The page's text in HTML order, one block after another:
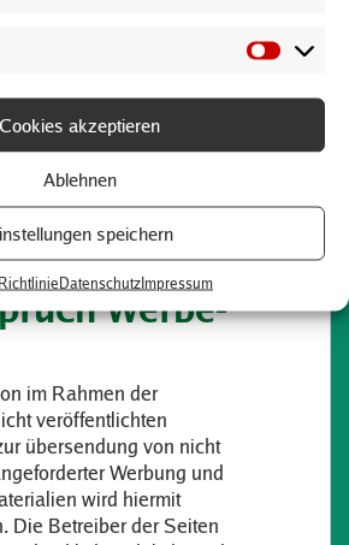
Cookies akzeptieren
Ablehnen
speichern
DatenschutzImpressum
über Ihre
personenbezogenen Daten,
und Empfänger und den Zweck
sowie ein Recht auf
oder Löschung dieser
zu weiteren Fragen zum
der im Impressum
an uns wenden.
Werbe-
im Rahmen der
veröffentlichten
übersendung von nicht
Werbung und
wird hiermit
Die Betreiber der Seiten